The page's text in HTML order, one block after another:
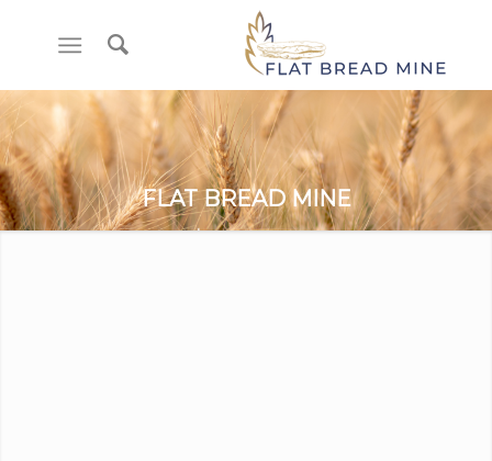
FLAT BREAD MINE
منتج تقليدي من منطقة البحر الأبيض المتوسط